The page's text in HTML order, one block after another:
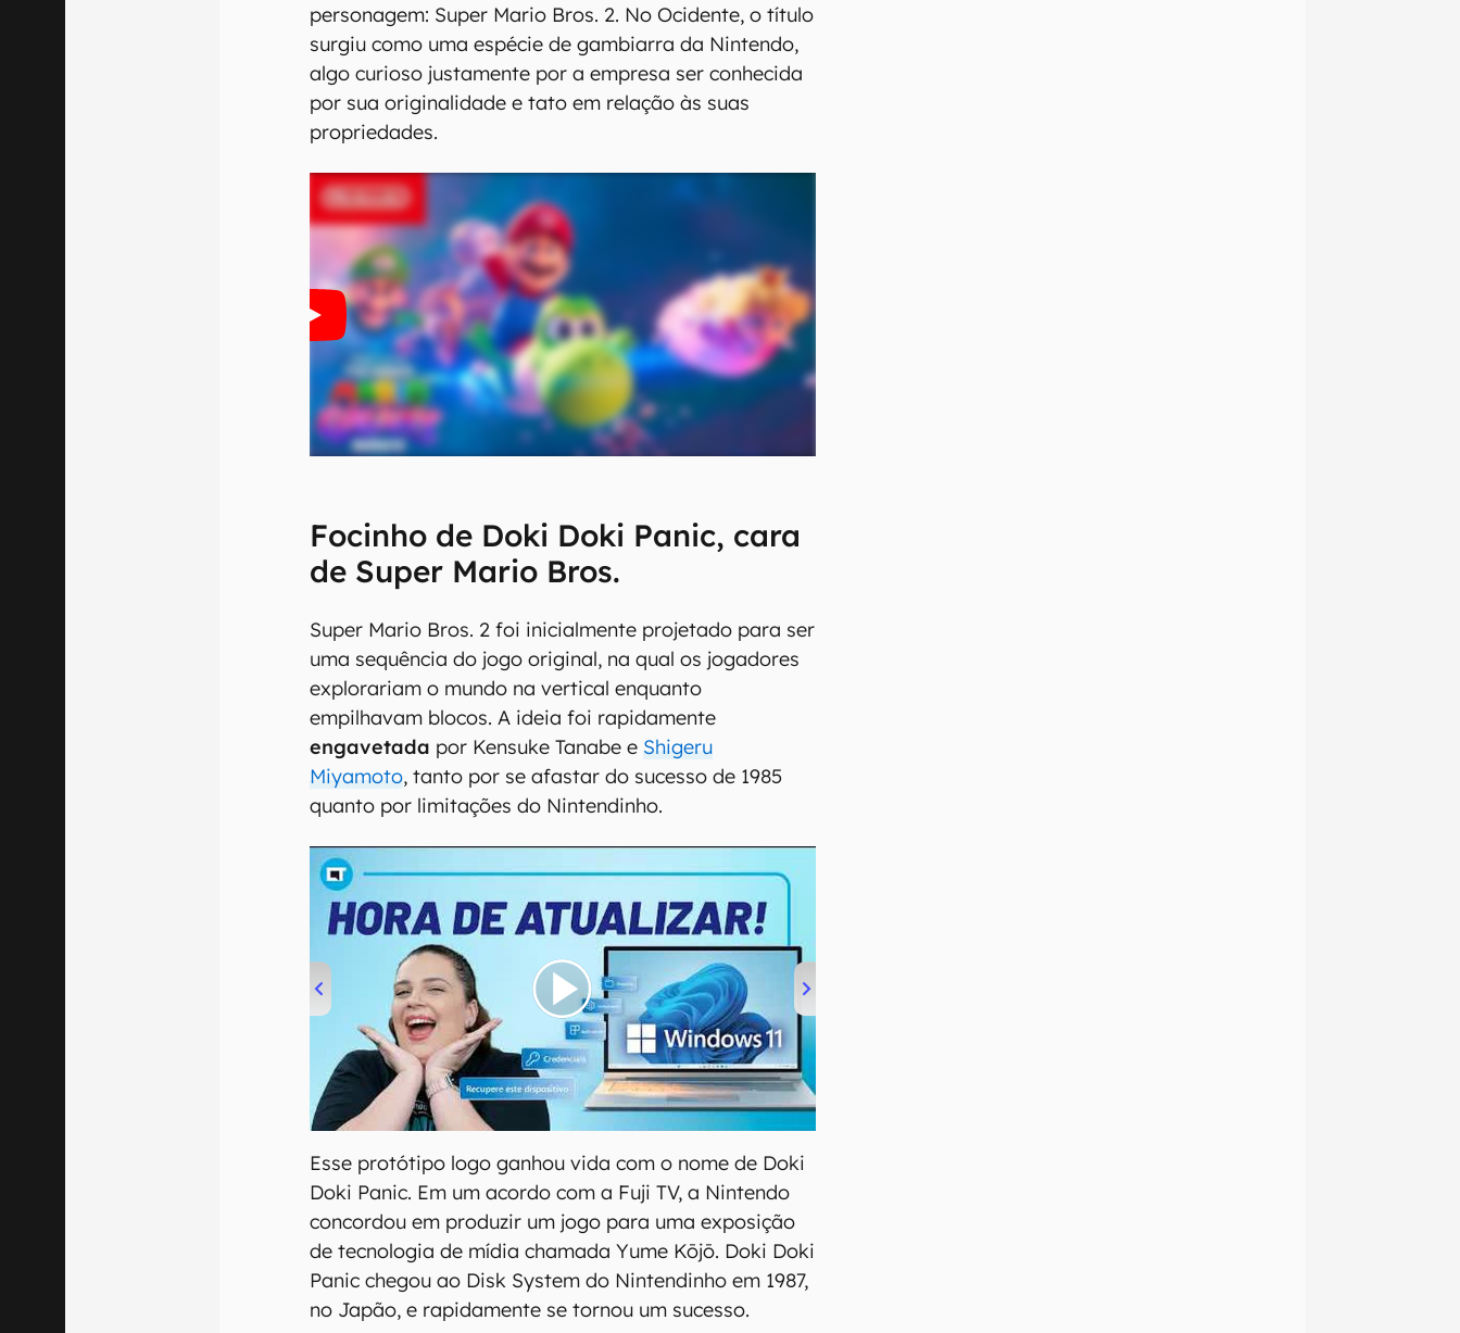
personagem: Super Mario Bros. 2. No Ocidente, o título
surgiu como uma espécie de gambiarra da Nintendo,
algo curioso justamente por a empresa ser conhecida
por sua originalidade e tato em relação às suas
propriedades.
Focinho de Doki Doki Panic, cara
de Super Mario Bros.
Super Mario Bros. 2 foi inicialmente projetado para ser
uma sequência do jogo original, na qual os jogadores
explorariam o mundo na vertical enquanto
empilhavam blocos. A ideia foi rapidamente
engavetada por Kensuke Tanabe e Shigeru
Miyamoto, tanto por se afastar do sucesso de 1985
quanto por limitações do Nintendinho.
00:00/04:52
Esse protótipo logo ganhou vida com o nome de Doki
Doki Panic. Em um acordo com a Fuji TV, a Nintendo
concordou em produzir um jogo para uma exposição
de tecnologia de mídia chamada Yume Kōjō. Doki Doki
Panic chegou ao Disk System do Nintendinho em 1987,
no Japão, e rapidamente se tornou um sucesso.